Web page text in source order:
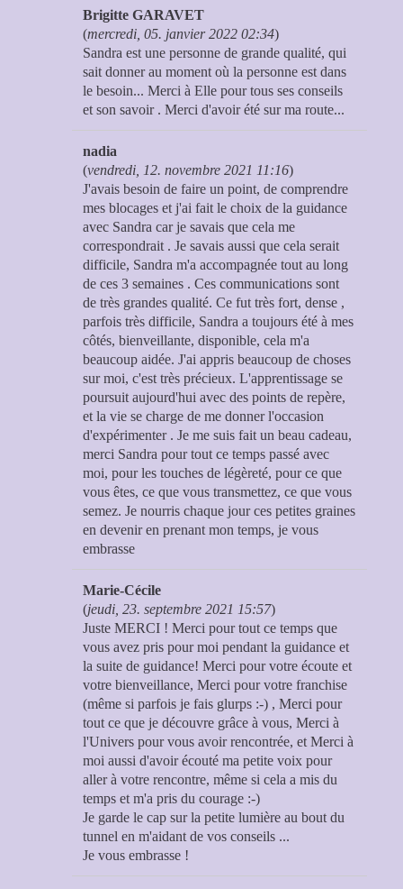
Brigitte GARAVET
(mercredi, 05. janvier 2022 02:34)
Sandra est une personne de grande qualité, qui
sait donner au moment où la personne est dans
le besoin... Merci à Elle pour tous ses conseils
et son savoir . Merci d'avoir été sur ma route...
nadia
(vendredi, 12. novembre 2021 11:16)
J'avais besoin de faire un point, de comprendre
mes blocages et j'ai fait le choix de la guidance
avec Sandra car je savais que cela me
correspondrait . Je savais aussi que cela serait
difficile, Sandra m'a accompagnée tout au long
de ces 3 semaines . Ces communications sont
de très grandes qualité. Ce fut très fort, dense ,
parfois très difficile, Sandra a toujours été à mes
côtés, bienveillante, disponible, cela m'a
beaucoup aidée. J'ai appris beaucoup de choses
sur moi, c'est très précieux. L'apprentissage se
poursuit aujourd'hui avec des points de repère,
et la vie se charge de me donner l'occasion
d'expérimenter . Je me suis fait un beau cadeau,
merci Sandra pour tout ce temps passé avec
moi, pour les touches de légèreté, pour ce que
vous êtes, ce que vous transmettez, ce que vous
semez. Je nourris chaque jour ces petites graines
en devenir en prenant mon temps, je vous
embrasse
Marie-Cécile
(jeudi, 23. septembre 2021 15:57)
Juste MERCI ! Merci pour tout ce temps que
vous avez pris pour moi pendant la guidance et
la suite de guidance! Merci pour votre écoute et
votre bienveillance, Merci pour votre franchise
(même si parfois je fais glurps :-) , Merci pour
tout ce que je découvre grâce à vous, Merci à
l'Univers pour vous avoir rencontrée, et Merci à
moi aussi d'avoir écouté ma petite voix pour
aller à votre rencontre, même si cela a mis du
temps et m'a pris du courage :-)
Je garde le cap sur la petite lumière au bout du
tunnel en m'aidant de vos conseils ...
Je vous embrasse !